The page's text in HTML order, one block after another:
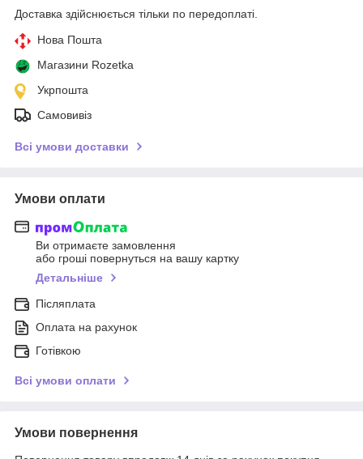
Доставка здійснюється тільки по передоплаті.
Нова Пошта
Магазини Rozetka
Укрпошта
Самовивіз
Всі умови доставки
Умови оплати
Ви отримаєте замовлення
або гроші повернуться на вашу картку
Детальніше
Післяплата
Оплата на рахунок
Готівкою
Всі умови оплати
Умови повернення